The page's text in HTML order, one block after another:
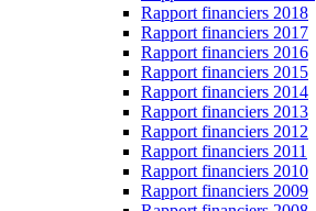
Rapport financiers 2018
Rapport financiers 2017
Rapport financiers 2016
Rapport financiers 2015
Rapport financiers 2014
Rapport financiers 2013
Rapport financiers 2012
Rapport financiers 2011
Rapport financiers 2010
Rapport financiers 2009